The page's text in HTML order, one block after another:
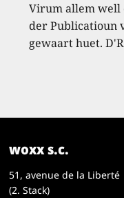
Virum allem well
der Publicatioun
gewaart huet.
woxx s.c.
51, avenue de la Liberté
(2. Stack)